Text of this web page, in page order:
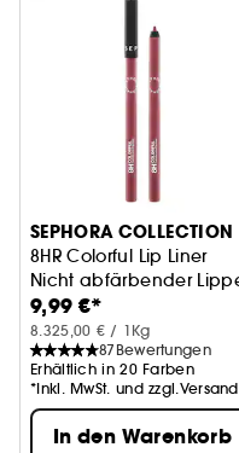
- Inklusive
- Ideal zum
Produkte
Inhaltsstoffen.
SEPHORA COLLECTION
8HR Colorful Lip Liner
Nicht abfärbender
9,99 €*
8.325,00 € / 1Kg
87 Bewertungen
Erhältlich in 20 Farben
*Inkl. MwSt. und zzgl.Versand
In den Warenkorb